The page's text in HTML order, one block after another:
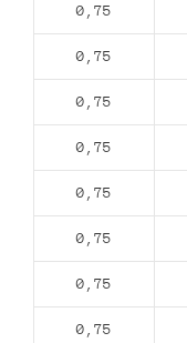
0,75
0,75
0,75
0,75
0,75
0,75
0,75
0,75